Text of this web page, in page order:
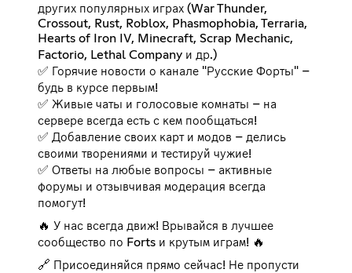
других популярных играх (War Thunder,
Crossout, Rust, Roblox, Phasmophobia, Terraria,
Hearts of Iron IV, Minecraft, Scrap Mechanic,
Factorio, Lethal Company и др.)
✅ Горячие новости о канале "Русские Форты" –
будь в курсе первым!
✅ Живые чаты и голосовые комнаты – на
сервере всегда есть с кем пообщаться!
✅ Добавление своих карт и модов – делись
своими творениями и тестируй чужие!
✅ Ответы на любые вопросы – активные
форумы и отзывчивая модерация всегда
помогут!
🔥 У нас всегда движ! Врывайся в лучшее
сообщество по Forts и крутым играм! 🔥
🔗 Присоединяйся прямо сейчас! Не пропусти